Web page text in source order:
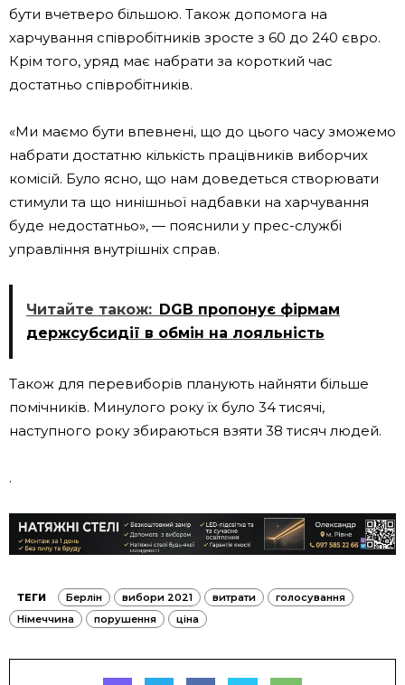
бути вчетверо більшою. Також допомога на
харчування співробітників зросте з 60 до 240 євро.
Крім того, уряд має набрати за короткий час
достатньо співробітників.
«Ми маємо бути впевнені, що до цього часу зможемо
набрати достатню кількість працівників виборчих
комісій. Було ясно, що нам доведеться створювати
стимули та що нинішньої надбавки на харчування
буде недостатньо», — пояснили у прес-службі
управління внутрішніх справ.
Читайте також: DGB пропонує фірмам
держсубсидії в обмін на лояльність
Також для перевиборів планують найняти більше
помічників. Минулого року їх було 34 тисячі,
наступного року збираються взяти 38 тисяч людей.
.
ТЕГИ Берлін вибори 2021 витрати
голосування
Німеччина
порушення ціна